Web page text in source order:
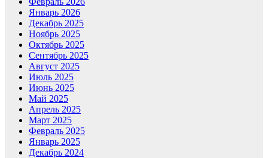
Январь 2026
Декабрь 2025
Ноябрь 2025
Октябрь 2025
Сентябрь 2025
Август 2025
Июль 2025
Июнь 2025
Май 2025
Апрель 2025
Март 2025
Февраль 2025
Январь 2025
Декабрь 2024